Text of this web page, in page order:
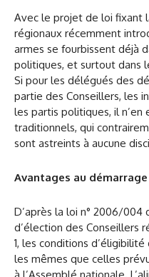
Avec le projet de loi fixant
régionaux récemment
armes se fourbissent déjà
politiques, et surtout dans
Si pour les délégués des
partie des Conseillers, les
les partis politiques, il
traditionnels, qui
sont astreints à aucune
Avantages au démarrage
D’après la loi n° 2006/
d’élection des Conseillers
1, les conditions
les mêmes que celles
à l’Assemblé nationale.